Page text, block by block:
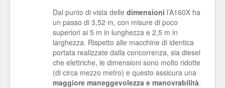
Dal punto di vista delle dimensioni l’A160X ha
un passo di 3,52 m, con misure di poco
superiori ai 5 m in lunghezza e 2,5 m in
larghezza. Rispetto alle macchine di identica
portata realizzate dalla concorrenza, sia diesel
che elettriche, le dimensioni sono molto ridotte
(di circa mezzo metro) e questo assicura una
maggiore maneggevolezza e manovrabilità.